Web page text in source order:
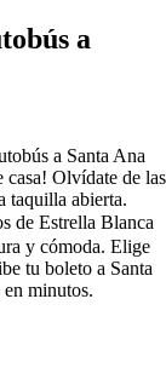
a
a Santa Ana
casa! Olvídate de las
taquilla abierta.
de Estrella Blanca
y cómoda. Elige
tu boleto a Santa
minutos.